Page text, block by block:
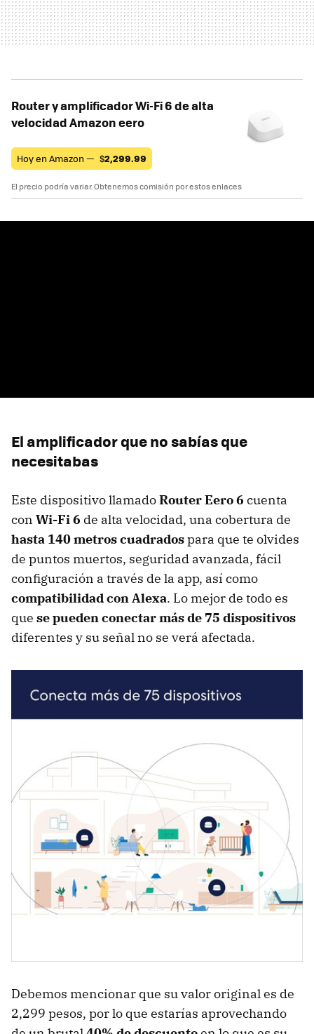
Router y amplificador Wi-Fi 6 de alta
velocidad Amazon eero
Hoy en Amazon — $2,299.99
El precio podría variar. Obtenemos comisión por estos enlaces
El amplificador que no sabías que
necesitabas
Este dispositivo llamadoRouter Eero 6 cuenta
con Wi-Fi 6 de alta velocidad, una cobertura de
hasta 140 metros cuadradospara que te olvides
de puntos muertos, seguridad avanzada, fácil
configuración a través de la app, así como
compatibilidad con Alexa. Lo mejor de todo es
que se pueden conectar más de 75 dispositivos
diferentes y su señal no se verá afectada.
Debemos mencionar que su valor original es de
2,299 pesos, por lo que estarías aprovechando